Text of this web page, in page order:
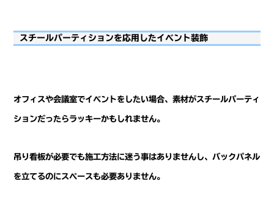
スチールパーティションを応用したイベント装飾
オフィスや会議室でイベントをしたい場合、素材がスチールパーティ
ションだったらラッキーかもしれません。
吊り看板が必要でも施工方法に迷う事はありませんし、バックパネル
を立てるのにスペースも必要ありません。